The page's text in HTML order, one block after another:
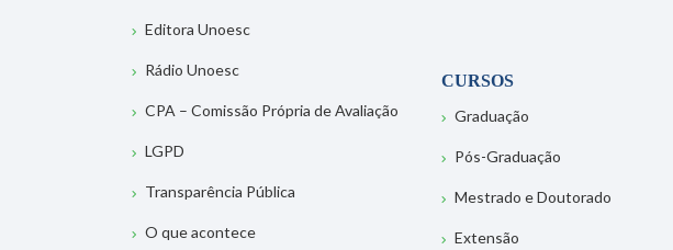
Editora Unoesc
Rádio Unoesc
CPA – Comissão Própria de Avaliação
LGPD
Transparência Pública
O que acontece
CURSOS
Graduação
Pós-Graduação
Mestrado e Doutorado
Extensão